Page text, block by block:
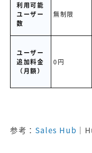
利用可能
ユーザー
数
無制限
ユーザー
追加料金
（月額）
0円
参考： Sales Hub ｜